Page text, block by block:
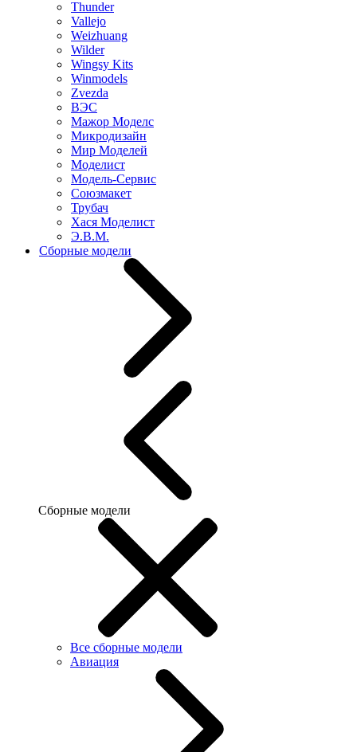
Thunder
Vallejo
Weizhuang
Wilder
Wingsy Kits
Winmodels
Zvezda
ВЭС
Мажор Моделс
Микродизайн
Мир Моделей
Моделист
Модель-Сервис
Союзмакет
Трубач
Хася Моделист
Э.В.М.
Сборные модели
Сборные модели
Все сборные модели
Авиация